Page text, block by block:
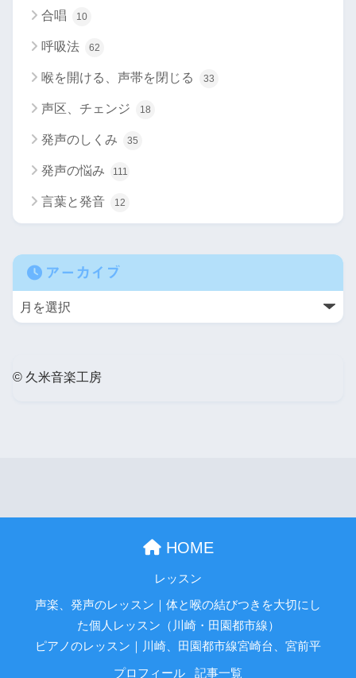
合唱 10
呼吸法 62
喉を開ける、声帯を閉じる 33
声区、チェンジ 18
発声のしくみ 35
発声の悩み 111
言葉と発音 12
アーカイブ
© 久米音楽工房
HOME
レッスン
声楽、発声のレッスン｜体と喉の結びつきを大切にし
た個人レッスン（川崎・田園都市線）
ピアノのレッスン｜川崎、田園都市線宮崎台、宮前平
プロフィール 記事一覧